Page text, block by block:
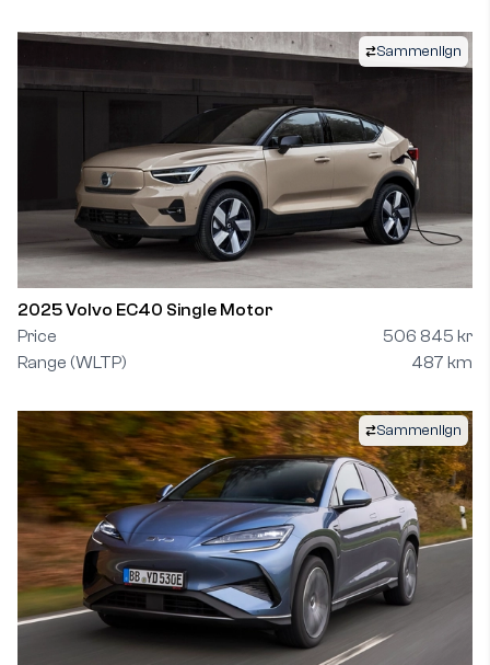
Sammenlign
2025 Volvo EC40 Single Motor
Price
506 845 kr
Range (WLTP)
487 km
Sammenlign